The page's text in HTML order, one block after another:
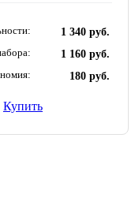
1 340 руб.
1 160 руб.
180 руб.
Купить